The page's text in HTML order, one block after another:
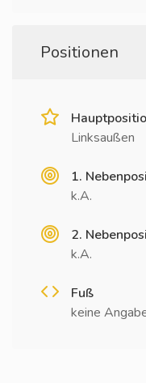
Positionen
Linksaußen
1.
k.A.
2.
k.A.
Fuß
keine